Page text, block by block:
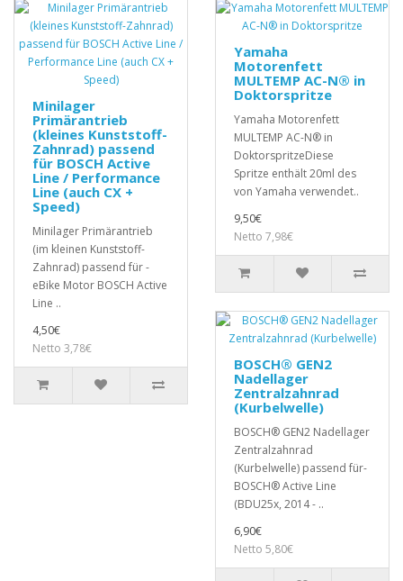
Minilager
Primärantrieb
(kleines Kunststoff-
Zahnrad) passend
für BOSCH Active
Line / Performance
Line (auch CX +
Speed)
Minilager Primärantrieb
(im kleinen Kunststoff-
Zahnrad) passend für -
eBike Motor BOSCH Active
Line ..
4,50€
Netto 3,78€
Yamaha
Motorenfett
MULTEMP AC-N® in
Doktorspritze
Yamaha Motorenfett
MULTEMP AC-N® in
DoktorspritzeDiese
Spritze enthält 20ml des
von Yamaha verwendet..
9,50€
Netto 7,98€
BOSCH® GEN2
Nadellager
Zentralzahnrad
(Kurbelwelle)
BOSCH® GEN2 Nadellager
Zentralzahnrad
(Kurbelwelle) passend für-
BOSCH® Active Line
(BDU25x, 2014 - ..
6,90€
Netto 5,80€